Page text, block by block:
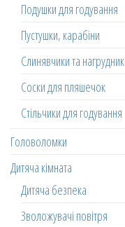
Подушки для годування
Пустушки, карабіни
Слинявчики та
Соски для пляшечок
Стільчики для годування
Головоломки
Дитяча кімната
Дитяча безпека
Зволожувачі повітря